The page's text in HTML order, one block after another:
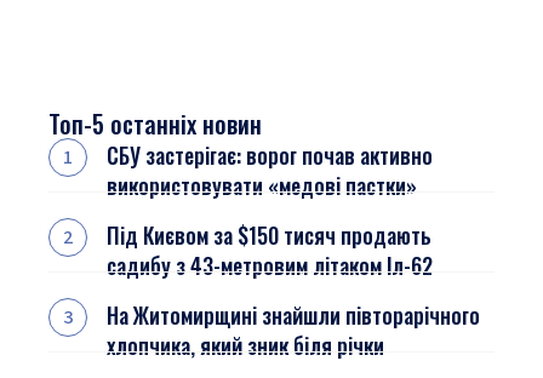
Топ-5 останніх новин
СБУ застерігає: ворог почав активно
використовувати «медові пастки»
Під Києвом за $150 тисяч продають
садибу з 43-метровим літаком Іл-62
На Житомирщині знайшли півторарічного
хлопчика, який зник біля річки